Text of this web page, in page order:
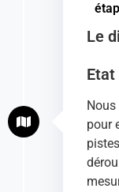
Le
Etat
pour